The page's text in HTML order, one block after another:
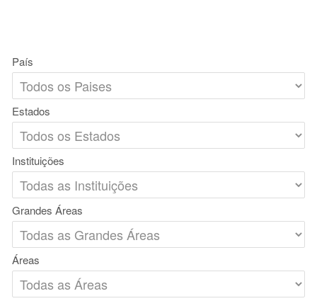
País
Estados
Instituições
Grandes Áreas
Áreas